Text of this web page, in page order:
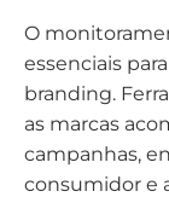
O
essenciais
branding.
as marcas
campanhas,
consumidor e